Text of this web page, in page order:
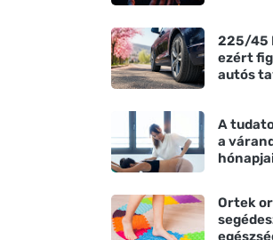
225/45
ezért
autós
A
a
Ortek